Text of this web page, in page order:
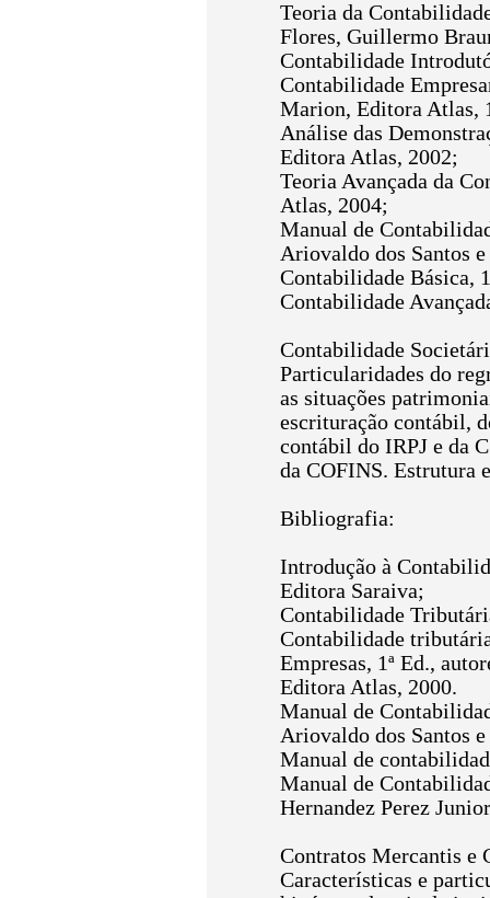
Teoria da
Flores, Guillermo
Contabilidade
Contabilidade
Marion, Editora Atlas,
Análise das
Editora Atlas, 2002;
Teoria Avançada da
Atlas, 2004;
Manual de
Ariovaldo dos Santos
Contabilidade Básica,
Contabilidade
Contabilidade
Particularidades do
as situações
escrituração contábil,
contábil do IRPJ e da
da COFINS. Estrutura
Bibliografia:
Introdução à
Editora Saraiva;
Contabilidade
Contabilidade
Empresas, 1ª Ed.,
Editora Atlas, 2000.
Manual de
Ariovaldo dos Santos
Manual de
Manual de
Hernandez Perez
Contratos Mercantis e
Características e